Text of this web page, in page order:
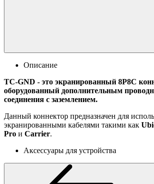
Описание
TC-GND - это экранированный 8P8C
оборудованный дополнительным
соединения с заземлением.
Данный коннектор предназначен для
экранированными кабелями такими как
Pro и Carrier.
Аксессуары для устройства